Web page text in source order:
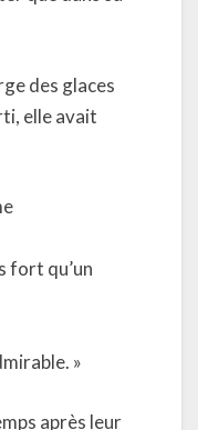
des glaces
elle avait
fort qu’un
»
après leur